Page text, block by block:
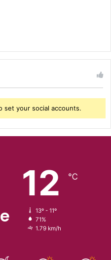
set your social accounts.
12 ℃
13º - 11º
71%
1.79 km/h